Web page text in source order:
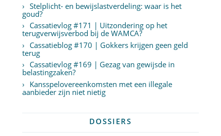
Stelplicht- en bewijslastverdeling: waar is het
goud?
Cassatievlog #171 | Uitzondering op het
terugverwijsverbod bij de WAMCA?
Cassatieblog #170 | Gokkers krijgen geen geld
terug
Cassatievlog #169 | Gezag van gewijsde in
belastingzaken?
Kansspelovereenkomsten met een illegale
aanbieder zijn niet nietig
DOSSIERS